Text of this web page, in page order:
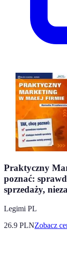
Praktyczny
poznać:
sprzedaży,
Legimi PL
26.9 PLNZobacz